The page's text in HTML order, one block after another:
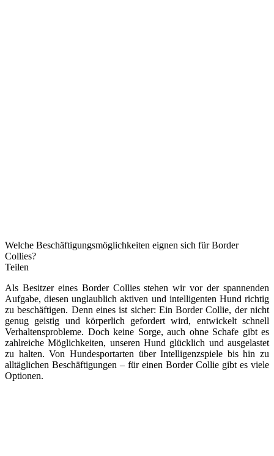
Welche Beschäftigungsmöglichkeiten eignen sich für Border
Collies?
Teilen
Als Besitzer eines Border Collies stehen wir vor der spannenden
Aufgabe, diesen unglaublich aktiven und intelligenten Hund richtig
zu beschäftigen. Denn eines ist sicher: Ein Border Collie, der nicht
genug geistig und körperlich gefordert wird, entwickelt schnell
Verhaltensprobleme. Doch keine Sorge, auch ohne Schafe gibt es
zahlreiche Möglichkeiten, unseren Hund glücklich und ausgelastet
zu halten. Von Hundesportarten über Intelligenzspiele bis hin zu
alltäglichen Beschäftigungen – für einen Border Collie gibt es viele
Optionen.